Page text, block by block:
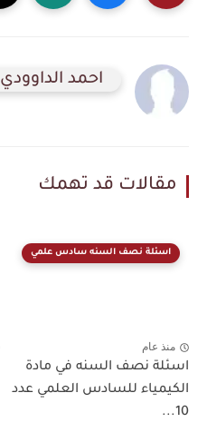
احمد الداوودي
مقالات قد تهمك
اسئلة نصف السنه سادس علمي
منذ عام
اسئلة نصف السنه في مادة
الكيمياء للسادس العلمي عدد
10...